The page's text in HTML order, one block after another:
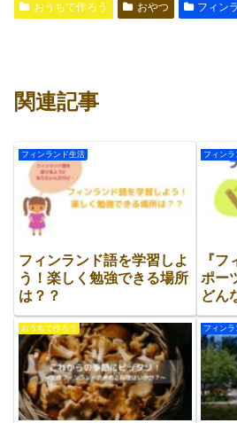
おうちで作ろう おやつ フィン
関連記事
フィンランド生活
フィンランド語を学習しよ
う！楽しく勉強できる場所
は？？
フィン
『
ポー
どん
おうちで作ろう フィン